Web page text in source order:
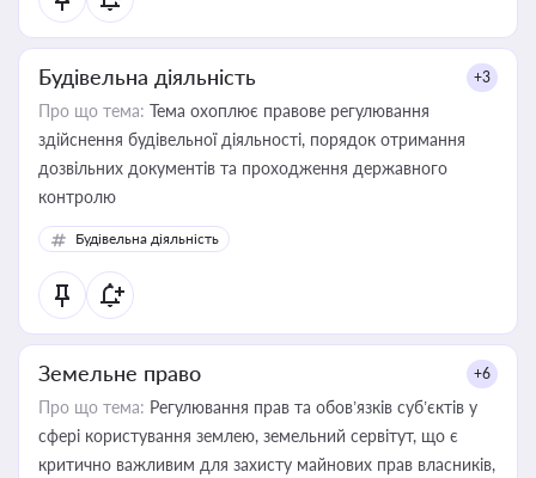
Будівельна діяльність +3
Про що тема: Тема охоплює правове регулювання
здійснення будівельної діяльності, порядок отримання
дозвільних документів та проходження державного
контролю
Будівельна діяльність
Земельне право +6
Про що тема: Регулювання прав та обов’язків суб’єктів у
сфері користування землею, земельний сервітут, що є
критично важливим для захисту майнових прав власників,